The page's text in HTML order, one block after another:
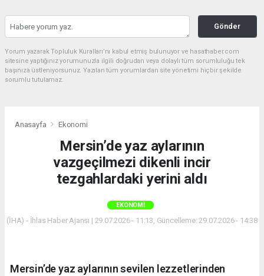
Gönder
Yorum yazarak Topluluk Kuralları’nı kabul etmiş bulunuyor ve hasathaber.com
sitesine yaptığınız yorumunuzla ilgili doğrudan veya dolaylı tüm sorumluluğu tek
başınıza üstleniyorsunuz. Yazılan tüm yorumlardan site yönetimi hiçbir şekilde
sorumlu tutulamaz.
Anasayfa Ekonomi
Mersin’de yaz aylarının
vazgeçilmezi dikenli incir
tezgahlardaki yerini aldı
EKONOMI
(İHA) - İhlas Haber Ajansı | 29.07.2026 - 11:13, Güncelleme: 29.07.2026 - 14:38
Mersin’de yaz aylarının sevilen lezzetlerinden